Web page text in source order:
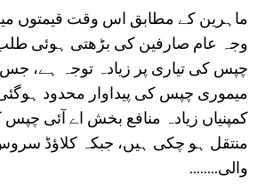
ماہرین کے مطابق اس وقت قیمتوں
وجہ عام صارفین کی بڑھتی ہوئی طلب
چپس کی تیاری پر زیادہ توجہ ہے،
میموری چپس کی پیداوار محدود
کمپنیاں زیادہ منافع بخش اے آئی
منتقل ہو چکی ہیں، جبکہ کلاؤڈ
والی........